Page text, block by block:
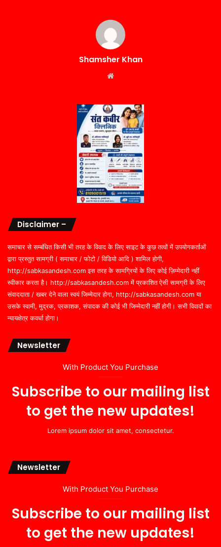
Shamsher Khan
Disclaimer –
समाचार से सम्बंधित किसी भी तरह के विवाद के लिए साइट के कुछ तत्वों में उपयोगकर्ताओं
द्वारा प्रस्तुत सामग्री ( समाचार / फोटो / विडियो आदि ) शामिल होगी,
http://sabkasandesh.com इस तरह के सामग्रियों के लिए कोई ज़िम्मेदारी नहीं
स्वीकार करता है। http://sabkasandesh.com में प्रकाशित ऐसी सामग्री के लिए
संवाददाता / खबर देने वाला स्वयं जिम्मेदार होगा, http://sabkasandesh.com या
उसके स्वामी, मुद्रक, प्रकाशक, संपादक की कोई भी जिम्मेदारी नहीं होगी। सभी विवादों का
न्यायक्षेत्र कवर्धा होगा।
Newsletter
With Product You Purchase
Subscribe to our mailing list
to get the new updates!
Lorem ipsum dolor sit amet, consectetur.
Newsletter
With Product You Purchase
Subscribe to our mailing list
to get the new updates!